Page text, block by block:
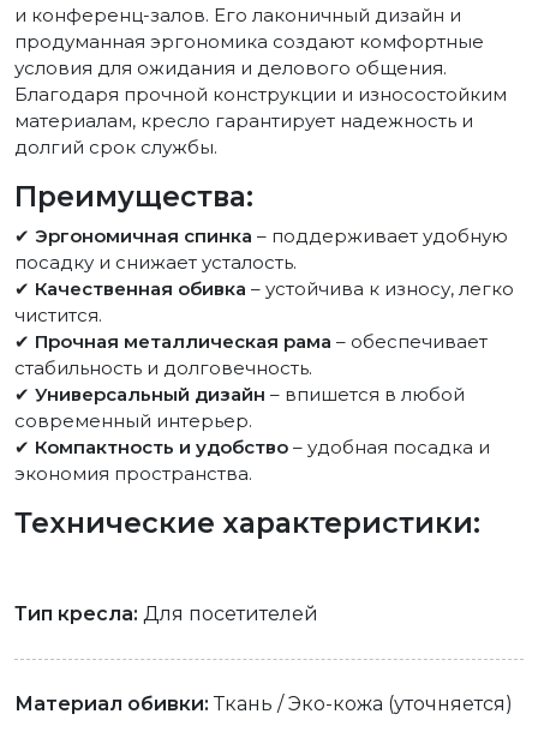
и конференц-залов. Его лаконичный дизайн и
продуманная эргономика создают комфортные
условия для ожидания и делового общения.
Благодаря прочной конструкции и износостойким
материалам, кресло гарантирует надежность и
долгий срок службы.
Преимущества:
✔ Эргономичная спинка – поддерживает удобную
посадку и снижает усталость.
✔ Качественная обивка – устойчива к износу, легко
чистится.
✔ Прочная металлическая рама – обеспечивает
стабильность и долговечность.
✔ Универсальный дизайн – впишется в любой
современный интерьер.
✔ Компактность и удобство – удобная посадка и
экономия пространства.
Технические характеристики:
Тип кресла: Для посетителей
Материал обивки: Ткань / Эко-кожа (уточняется)